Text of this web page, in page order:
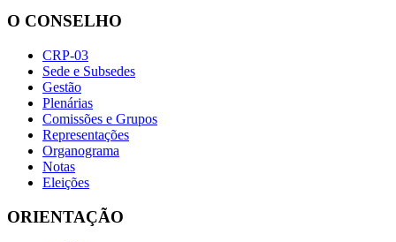
O CONSELHO
CRP-03
Sede e Subsedes
Gestão
Plenárias
Comissões e Grupos
Representações
Organograma
Notas
Eleições
ORIENTAÇÃO